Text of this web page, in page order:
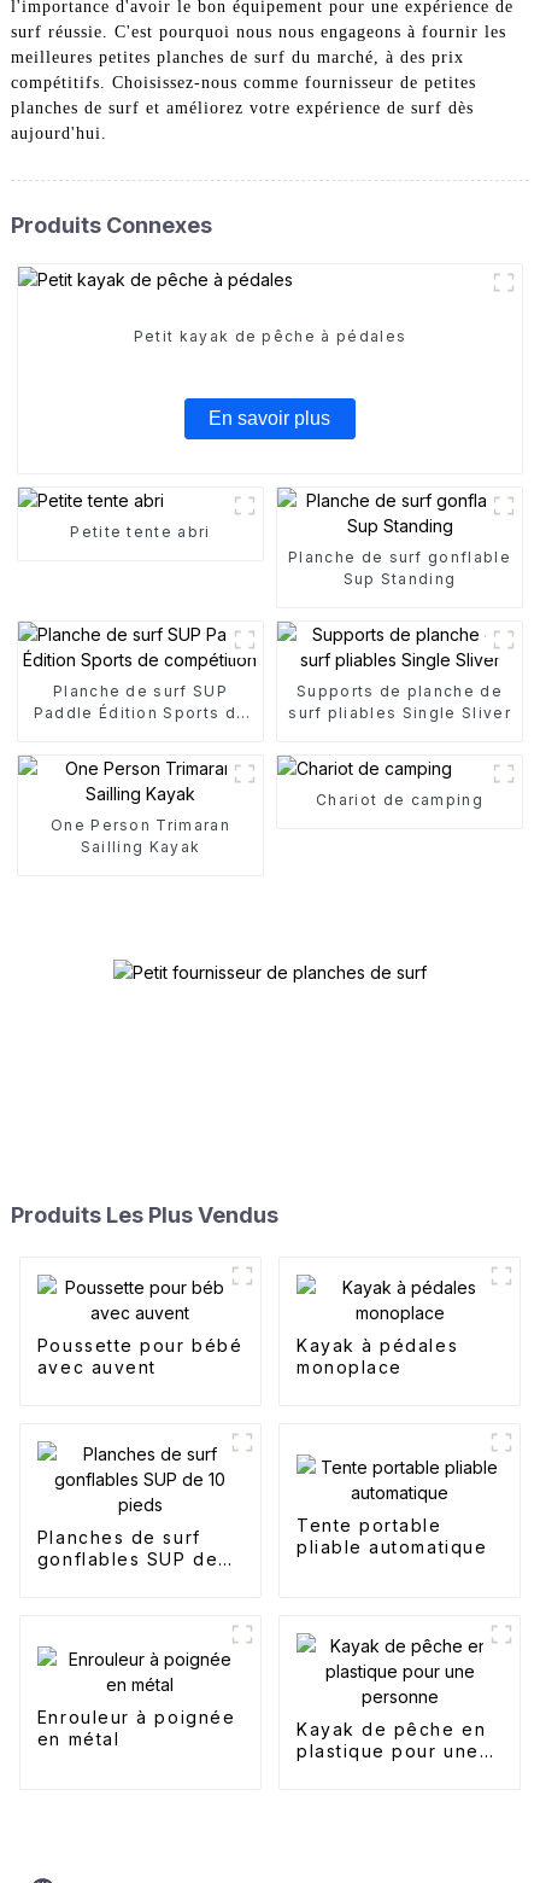
l'importance d'avoir le bon équipement pour une expérience de
surf réussie. C'est pourquoi nous nous engageons à fournir les
meilleures petites planches de surf du marché, à des prix
compétitifs. Choisissez-nous comme fournisseur de petites
planches de surf et améliorez votre expérience de surf dès
aujourd'hui.
Produits Connexes
Petit kayak de pêche à pédales
En savoir plus
Petite tente abri
Planche de surf gonflable
Sup Standing
Planche de surf SUP
Paddle Édition Sports de
Supports de planche de
surf pliables Single Sliver
One Person Trimaran
Sailling Kayak
Chariot de camping
Produits Les Plus Vendus
Poussette pour bébé
avec auvent
Kayak à pédales
monoplace
Planches de surf
gonflables SUP de
Tente portable
pliable automatique
Enrouleur à poignée
en métal
Kayak de pêche en
plastique pour une